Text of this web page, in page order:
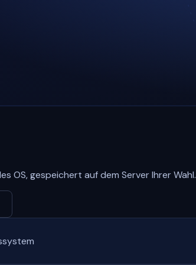
OS, gespeichert auf dem Server Ihrer Wahl.